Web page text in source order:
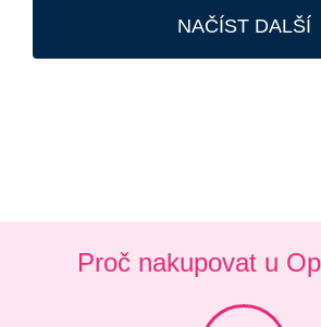
NAČÍST DALŠÍ
Proč nakupovat u